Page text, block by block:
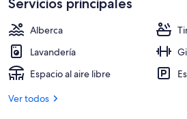
Servicios principales
Alberca
Lavandería
Espacio al aire libre
Ver todos